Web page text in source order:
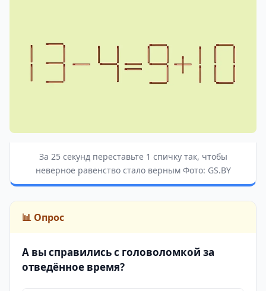
За 25 секунд переставьте 1 спичку так, чтобы
неверное равенство стало верным Фото: GS.BY
📊 Опрос
А вы справились с головоломкой за
отведённое время?